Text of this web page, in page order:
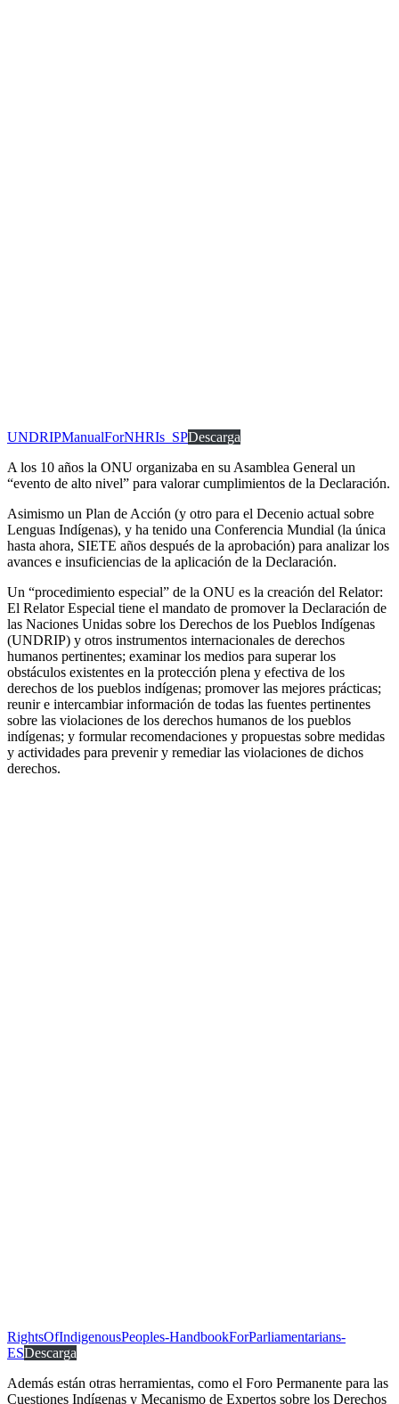
UNDRIPManualForNHRIs_SPDescarga
A los 10 años la ONU organizaba en su Asamblea General un
“evento de alto nivel” para valorar cumplimientos de la Declaración.
Asimismo un Plan de Acción (y otro para el Decenio actual sobre
Lenguas Indígenas), y ha tenido una Conferencia Mundial (la única
hasta ahora, SIETE años después de la aprobación) para analizar los
avances e insuficiencias de la aplicación de la Declaración.
Un “procedimiento especial” de la ONU es la creación del Relator:
El Relator Especial tiene el mandato de promover la Declaración de
las Naciones Unidas sobre los Derechos de los Pueblos Indígenas
(UNDRIP) y otros instrumentos internacionales de derechos
humanos pertinentes; examinar los medios para superar los
obstáculos existentes en la protección plena y efectiva de los
derechos de los pueblos indígenas; promover las mejores prácticas;
reunir e intercambiar información de todas las fuentes pertinentes
sobre las violaciones de los derechos humanos de los pueblos
indígenas; y formular recomendaciones y propuestas sobre medidas
y actividades para prevenir y remediar las violaciones de dichos
derechos.
RightsOfIndigenousPeoples-HandbookForParliamentarians-
ESDescarga
Además están otras herramientas, como el Foro Permanente para las
Cuestiones Indígenas y Mecanismo de Expertos sobre los Derechos